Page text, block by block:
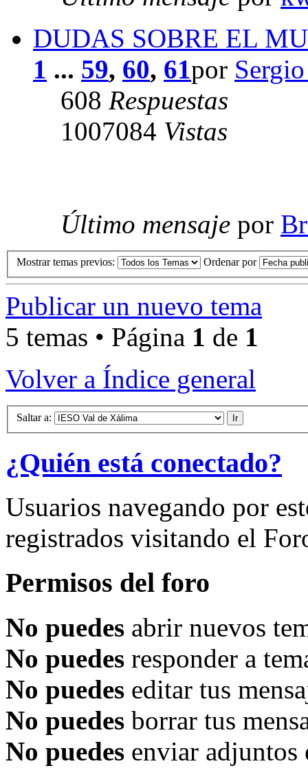
DUDAS SOBRE EL
1 ... 59, 60, 61por
608 Respuestas
1007084 Vistas
Último mensaje por
Mostrar temas previos: Ordenar por
Publicar un nuevo tema
5 temas • Página 1 de 1
Volver a Índice general
Saltar a:
¿Quién está conectado?
Usuarios navegando por
registrados visitando el
Permisos del foro
No puedes abrir nuevos
No puedes responder a
No puedes editar tus
No puedes borrar tus
No puedes enviar adjuntos